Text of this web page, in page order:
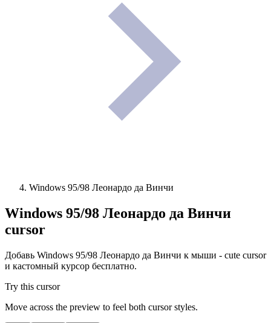
Windows 95/98 Леонардо да Винчи
Windows 95/98 Леонардо да Винчи
cursor
Добавь Windows 95/98 Леонардо да Винчи к мыши - cute cursor
и кастомный курсор бесплатно.
Try this cursor
Move across the preview to feel both cursor styles.